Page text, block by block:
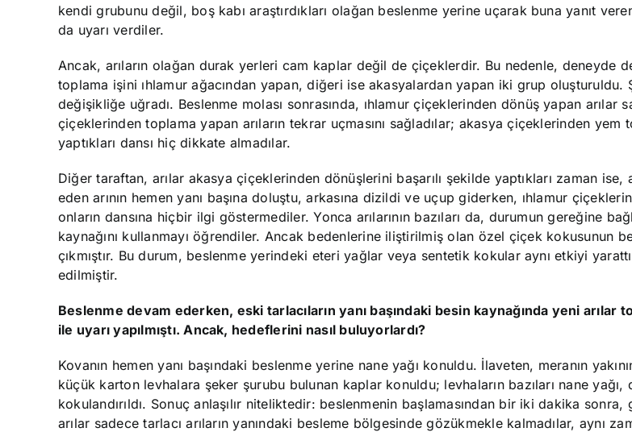
kendi grubunu değil, boş kabı araştırdıkları olağan beslenme yerine uçarak buna yanıt
da uyarı verdiler.
Ancak, arıların olağan durak yerleri cam kaplar değil de çiçeklerdir. Bu nedenle, deneyde
toplama işini ıhlamur ağacından yapan, diğeri ise akasyalardan yapan iki grup oluşturuldu.
değişikliğe uğradı. Beslenme molası sonrasında, ıhlamur çiçeklerinden dönüş yapan arılar
çiçeklerinden toplama yapan arıların tekrar uçmasını sağladılar; akasya çiçeklerinden yem
yaptıkları dansı hiç dikkate almadılar.
Diğer taraftan, arılar akasya çiçeklerinden dönüşlerini başarılı şekilde yaptıkları zaman
eden arının hemen yanı başına doluştu, arkasına dizildi ve uçup giderken, ıhlamur
onların dansına hiçbir ilgi göstermediler. Yonca arılarının bazıları da, durumun gereğine
kaynağını kullanmayı öğrendiler. Ancak bedenlerine iliştirilmiş olan özel çiçek kokusunun
çıkmıştır. Bu durum, beslenme yerindeki eteri yağlar veya sentetik kokular aynı etkiyi
edilmiştir.
Beslenme devam ederken, eski tarlacıların yanı başındaki besin kaynağında yeni arılar
ile uyarı yapılmıştı. Ancak, hedeflerini nasıl buluyorlardı?
Kovanın hemen yanı başındaki beslenme yerine nane yağı konuldu. İlaveten, meranın
küçük karton levhalara şeker şurubu bulunan kaplar konuldu; levhaların bazıları nane
kokulandırıldı. Sonuç anlaşılır niteliktedir: beslenmenin başlamasından bir iki dakika sonra,
arılar sadece tarlacı arıların yanındaki besleme bölgesinde gözükmekle kalmadılar, aynı